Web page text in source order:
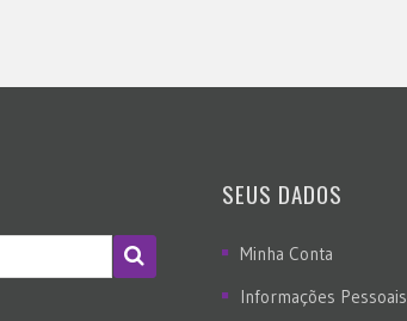
SEUS DADOS
Minha Conta
Informações Pessoais